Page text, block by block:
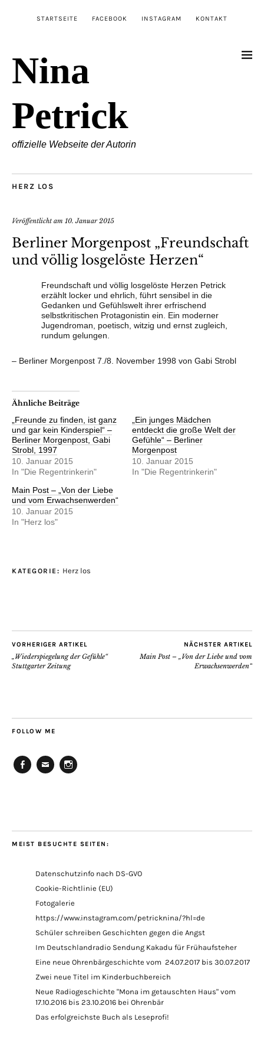
STARTSEITE FACEBOOK INSTAGRAM KONTAKT
Nina
Petrick
offizielle Webseite der Autorin
HERZ LOS
Veröffentlicht am 10. Januar 2015
Berliner Morgenpost „Freundschaft
und völlig losgelöste Herzen“
Freundschaft und völlig losgelöste Herzen Petrick
erzählt locker und ehrlich, führt sensibel in die
Gedanken­ und Gefühlswelt ihrer erfrischend
selbstkritischen Protagonistin ein. Ein moderner
Jugendroman, poetisch, witzig und ernst zugleich,
rundum gelungen.
– Berliner Morgenpost 7./8. November 1998 von Gabi Strobl
Ähnliche Beiträge
„Freunde zu finden, ist ganz
und gar kein Kinderspiel“ –
Berliner Morgenpost, Gabi
Strobl, 1997
10. Januar 2015
In "Die Regentrinkerin"
„Ein junges Mädchen
entdeckt die große Welt der
Gefühle“ – Berliner
Morgenpost
10. Januar 2015
In "Die Regentrinkerin"
Main Post – „Von der Liebe
und vom Erwachsenwerden“
10. Januar 2015
In "Herz los"
KATEGORIE: Herz los
VORHERIGER ARTIKEL
„Wiederspiegelung der Gefühle“
Stuttgarter Zeitung
NÄCHSTER ARTIKEL
Main Post – „Von der Liebe und vom
Erwachsenwerden“
FOLLOW ME
MEIST BESUCHTE SEITEN:
Datenschutzinfo nach DS-GVO
Cookie-Richtlinie (EU)
Fotogalerie
https://www.instagram.com/petricknina/?hl=de
Schüler schreiben Geschichten gegen die Angst
Im Deutschlandradio Sendung Kakadu für Frühaufsteher
Eine neue Ohrenbärgeschichte vom 24.07.2017 bis 30.07.2017
Zwei neue Titel im Kinderbuchbereich
Neue Radiogeschichte "Mona im getauschten Haus" vom
17.10.2016 bis 23.10.2016 bei Ohrenbär
Das erfolgreichste Buch als Leseprofi!